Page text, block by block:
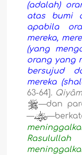
(adalah)
atas bumi
apabila
mereka,
(yang
orang yang
bersujud
mereka
63-64].
—dan
—